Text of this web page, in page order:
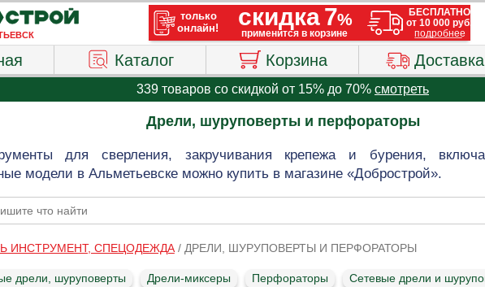
Каталог Корзина Доставка
339 товаров со скидкой от 15% до 70% смотреть
Дрели, шуруповерты и перфораторы
для сверления, закручивания крепежа и бурения,
модели в Альметьевске можно купить в магазине «Добрострой».
ИНСТРУМЕНТ, СПЕЦОДЕЖДА/ ДРЕЛИ, ШУРУПОВЕРТЫ И ПЕРФОРАТОРЫ
дрели, шуруповерты Дрели-миксеры Перфораторы Сетевые дрели и